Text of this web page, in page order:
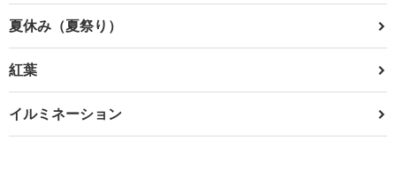
夏休み（夏祭り）
紅葉
イルミネーション